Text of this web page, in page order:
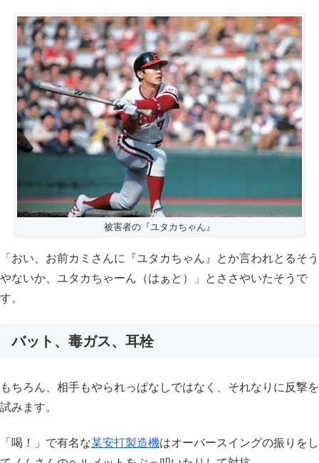
被害者の『ユタカちゃん』
「おい、お前カミさんに『ユタカちゃん』とか言われとるそう
やないか、ユタカちゃーん（はぁと）」とささやいたそうで
す。
バット、毒ガス、耳栓
もちろん、相手もやられっぱなしではなく、それなりに反撃を
試みます。
「喝！」で有名な某安打製造機はオーバースイングの振りをし